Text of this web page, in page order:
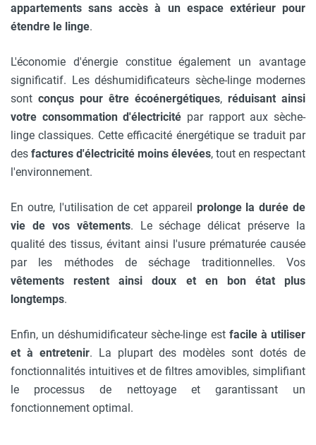
appartements sans accès à un espace extérieur pour
étendre le linge.
L'économie d'énergie constitue également un avantage
significatif. Les déshumidificateurs sèche-linge modernes
sont conçus pour être écoénergétiques, réduisant ainsi
votre consommation d'électricité par rapport aux sèche-
linge classiques. Cette efficacité énergétique se traduit par
des factures d'électricité moins élevées, tout en respectant
l'environnement.
En outre, l'utilisation de cet appareil prolonge la durée de
vie de vos vêtements. Le séchage délicat préserve la
qualité des tissus, évitant ainsi l'usure prématurée causée
par les méthodes de séchage traditionnelles. Vos
vêtements restent ainsi doux et en bon état plus
longtemps.
Enfin, un déshumidificateur sèche-linge est facile à utiliser
et à entretenir. La plupart des modèles sont dotés de
fonctionnalités intuitives et de filtres amovibles, simplifiant
le processus de nettoyage et garantissant un
fonctionnement optimal.